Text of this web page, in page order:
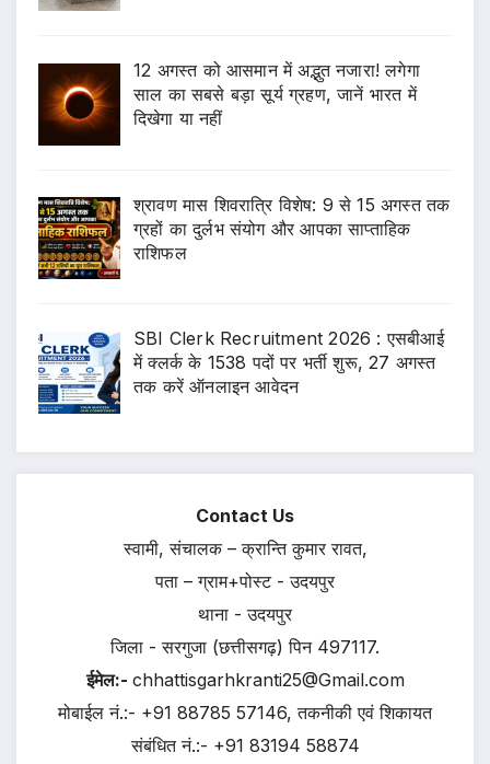
12 अगस्त को आसमान में अद्भुत नजारा! लगेगा
साल का सबसे बड़ा सूर्य ग्रहण, जानें भारत में
दिखेगा या नहीं
श्रावण मास शिवरात्रि विशेष: 9 से 15 अगस्त तक
ग्रहों का दुर्लभ संयोग और आपका साप्ताहिक
राशिफल
SBI Clerk Recruitment 2026 : एसबीआई
में क्लर्क के 1538 पदों पर भर्ती शुरू, 27 अगस्त
तक करें ऑनलाइन आवेदन
Contact Us
स्वामी, संचालक – क्रान्ति कुमार रावत,
पता – ग्राम+पोस्ट - उदयपुर
थाना - उदयपुर
जिला - सरगुजा (छत्तीसगढ़) पिन 497117.
ईमेल:- chhattisgarhkranti25@Gmail.com
मोबाईल नं.:- +91 88785 57146, तकनीकी एवं शिकायत
संबंधित नं.:- +91 83194 58874